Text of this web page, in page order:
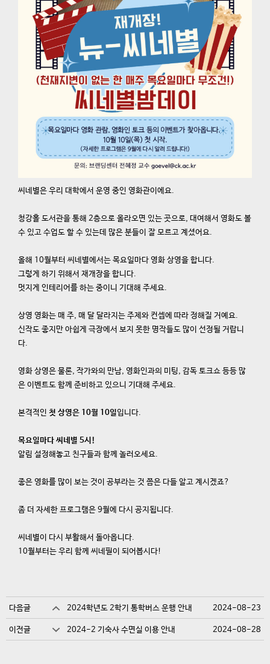
씨네별은 우리 대학에서 운영 중인 영화관이에요.
청강홀 도서관을 통해 2층으로 올라오면 있는 곳으로, 대여해서 영화도 볼
수 있고 수업도 할 수 있는데 많은 분들이 잘 모르고 계셨어요.
올해 10월부터 씨네별에서는 목요일마다 영화 상영을 합니다.
그렇게 하기 위해서 재개장을 합니다.
멋지게 인테리어를 하는 중이니 기대해 주세요.
상영 영화는 매 주, 매 달 달라지는 주제와 컨셉에 따라 정해질 거예요.
신작도 좋지만 아쉽게 극장에서 보지 못한 명작들도 많이 선정될 거랍니
다.
영화 상영은 물론, 작가와의 만남, 영화인과의 미팅, 감독 토크쇼 등등 많
은 이벤트도 함께 준비하고 있으니 기대해 주세요.
본격적인 첫 상영은 10월 10일입니다.
목요일마다 씨네별 5시!
알림 설정해놓고 친구들과 함께 놀러오세요.
좋은 영화를 많이 보는 것이 공부라는 것 쯤은 다들 알고 계시겠죠?
좀 더 자세한 프로그램은 9월에 다시 공지됩니다.
씨네별이 다시 부활해서 돌아옵니다.
10월부터는 우리 함께 씨네필이 되어봅시다!
다음글 2024학년도 2학기 통학버스 운행 안내 2024-08-23
이전글 2024-2 기숙사 수면실 이용 안내 2024-08-28